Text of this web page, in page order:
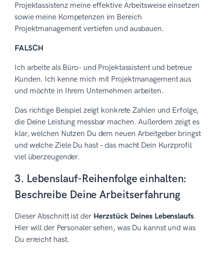
Projektassistenz meine effektive Arbeitsweise einsetzen
sowie meine Kompetenzen im Bereich
Projektmanagement vertiefen und ausbauen.
FALSCH
Ich arbeite als Büro- und Projektassistent und betreue
Kunden. Ich kenne mich mit Projektmanagement aus
und möchte in Ihrem Unternehmen arbeiten.
Das richtige Beispiel zeigt konkrete Zahlen und Erfolge,
die Deine Leistung messbar machen. Außerdem zeigt es
klar, welchen Nutzen Du dem neuen Arbeitgeber bringst
und welche Ziele Du hast – das macht Dein Kurzprofil
viel überzeugender.
3. Lebenslauf-Reihenfolge einhalten:
Beschreibe Deine Arbeitserfahrung
Dieser Abschnitt ist der Herzstück Deines Lebenslaufs.
Hier will der Personaler sehen, was Du kannst und was
Du erreicht hast.